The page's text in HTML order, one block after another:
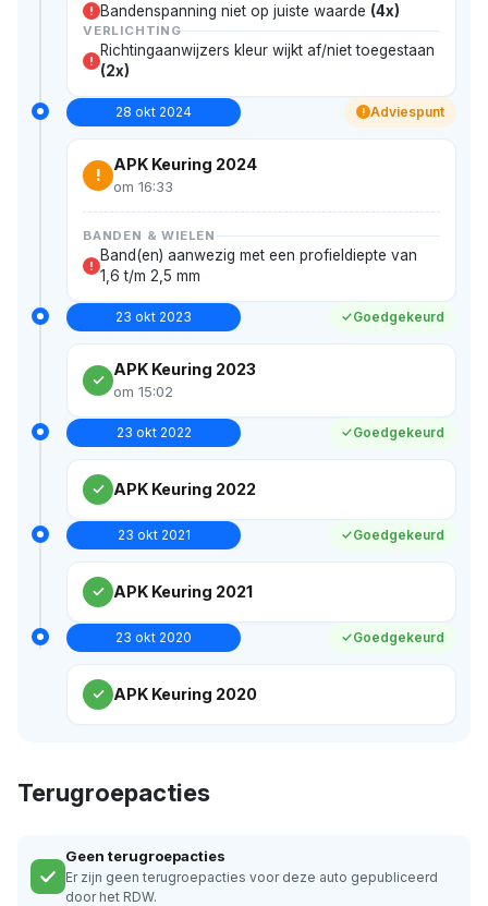
! Bandenspanning niet op juiste waarde (4x)
VERLICHTING
!
Richtingaanwijzers kleur wijkt af/niet toegestaan
(2x)
28 okt 2024 ! Adviespunt
!
APK Keuring 2024
om 16:33
BANDEN & WIELEN
!
Band(en) aanwezig met een profieldiepte van
1,6 t/m 2,5 mm
23 okt 2023 Goedgekeurd
APK Keuring 2023
om 15:02
23 okt 2022 Goedgekeurd
APK Keuring 2022
23 okt 2021 Goedgekeurd
APK Keuring 2021
23 okt 2020 Goedgekeurd
APK Keuring 2020
Terugroepacties
Geen terugroepacties
Er zijn geen terugroepacties voor deze auto gepubliceerd
door het RDW.